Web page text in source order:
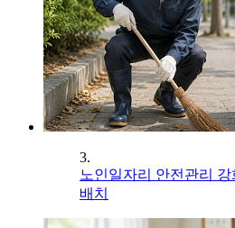
3.
노인일자리 안전관리
배치